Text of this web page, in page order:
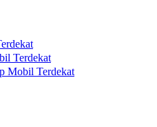
Terdekat
Mobil Terdekat